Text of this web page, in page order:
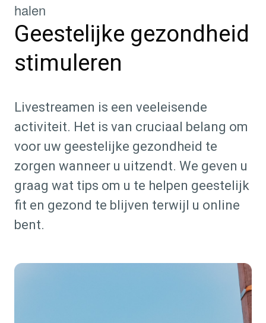
halen
Geestelijke gezondheid
stimuleren
Livestreamen is een veeleisende
activiteit. Het is van cruciaal belang om
voor uw geestelijke gezondheid te
zorgen wanneer u uitzendt. We geven u
graag wat tips om u te helpen geestelijk
fit en gezond te blijven terwijl u online
bent.